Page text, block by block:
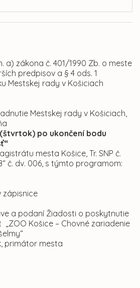
a) zákona č. 401/1990 Zb. o meste
predpisov a § 4 ods. 1
Mestskej rady v Košiciach
Mestskej rady v Košiciach,
po ukončení bodu
mesta Košice, Tr. SNP č.
č. dv. 006, s týmto programom:
zápisnice
a podaní Žiadosti o poskytnutie
Košice – Chovné zariadenie
primátor mesta